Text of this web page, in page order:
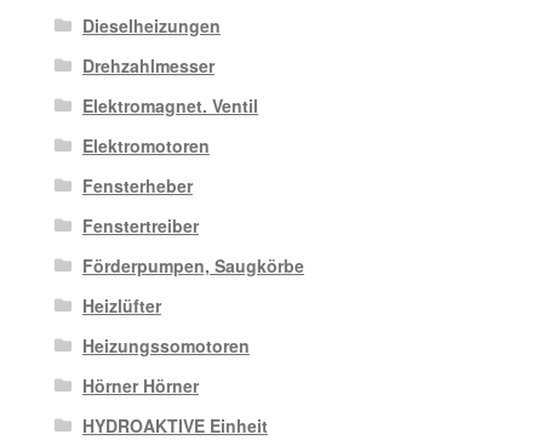
Dieselheizungen
Drehzahlmesser
Elektromagnet. Ventil
Elektromotoren
Fensterheber
Fenstertreiber
Förderpumpen, Saugkörbe
Heizlüfter
Heizungssomotoren
Hörner Hörner
HYDROAKTIVE Einheit